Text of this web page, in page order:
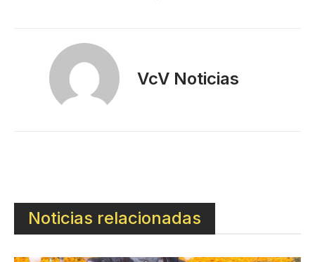
VcV Noticias
Noticias relacionadas